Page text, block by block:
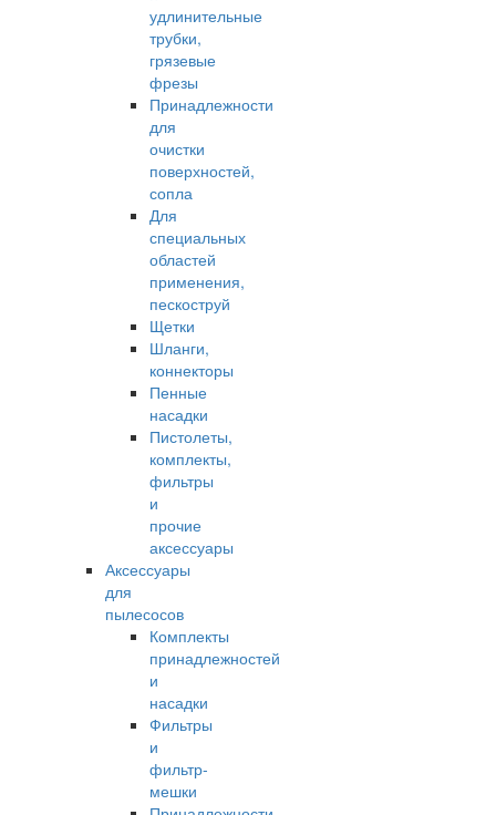
удлинительные
трубки,
грязевые
фрезы
Принадлежности
для
очистки
поверхностей,
сопла
Для
специальных
областей
применения,
пескоструй
Щетки
Шланги,
коннекторы
Пенные
насадки
Пистолеты,
комплекты,
фильтры
и
прочие
аксессуары
Аксессуары
для
пылесосов
Комплекты
принадлежностей
и
насадки
Фильтры
и
фильтр-
мешки